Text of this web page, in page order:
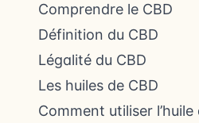
Comprendre le CBD
Définition du CBD
Légalité du CBD
Les huiles de CBD
Comment utiliser l’huile